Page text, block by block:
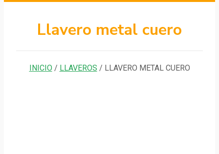
Llavero metal cuero
INICIO/ LLAVEROS / LLAVERO METAL CUERO